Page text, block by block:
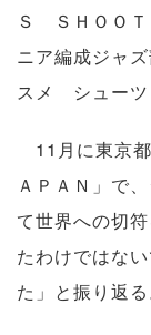
Ｓ ＳＨＯＯ
ニア編成ジャ
スメ シューツ
11月に東京
ＡＰＡＮ」で
て世界への切
たわけではな
た」と振り返る